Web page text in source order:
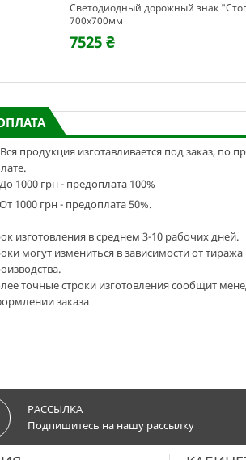
Светодиодный дорожный знак
700х700мм
7525 ₴
продукция изготавливается под заказ, по
До 1000 грн - предоплата 100%
От 1000 грн - предоплата 50%.
изготовления в среднем 3-10 рабочих дней.
могут измениться в зависимости от тиража
точные строки изготовления сообщит
заказа
РАССЫЛКА
Подпишитесь на нашу рассылку